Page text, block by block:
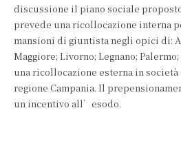
discussione il piano sociale
prevede una ricollocazione interna
mansioni di giuntista negli opici di:
Maggiore; Livorno; Legnano;
una ricollocazione esterna in
regione Campania. Il
un incentivo all’esodo.